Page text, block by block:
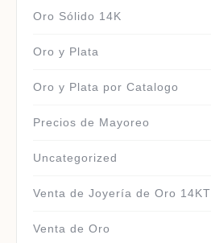
Oro Sólido 14K
Oro y Plata
Oro y Plata por Catalogo
Precios de Mayoreo
Uncategorized
Venta de Joyería de Oro 14KT
Venta de Oro